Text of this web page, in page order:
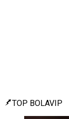
TOP BOLAVIP